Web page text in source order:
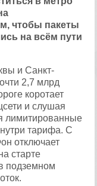
чтобы пакеты
на всём пути
и Санкт-
2,7 млрд
коротает
и слушая
лимитированные
тарифа. С
отключает
старте
подземном